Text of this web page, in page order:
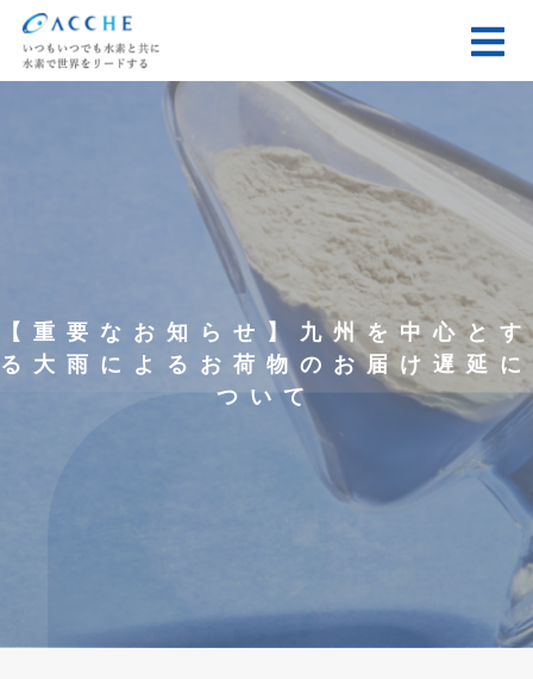
【重要なお知らせ】九州を中心とす
る大雨によるお荷物のお届け遅延に
ついて